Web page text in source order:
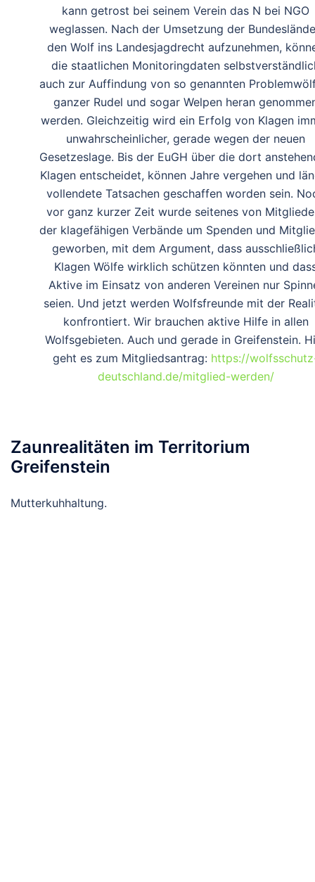
kann getrost bei seinem Verein das N bei NGO
weglassen. Nach der Umsetzung der
den Wolf ins Landesjagdrecht aufzunehmen,
die staatlichen Monitoringdaten
auch zur Auffindung von so genannten
ganzer Rudel und sogar Welpen heran
werden. Gleichzeitig wird ein Erfolg von Klagen
unwahrscheinlicher, gerade wegen der neuen
Gesetzeslage. Bis der EuGH über die dort
Klagen entscheidet, können Jahre vergehen und
vollendete Tatsachen geschaffen worden sein.
vor ganz kurzer Zeit wurde seitenes von
der klagefähigen Verbände um Spenden und
geworben, mit dem Argument, dass
Klagen Wölfe wirklich schützen könnten und
Aktive im Einsatz von anderen Vereinen nur
seien. Und jetzt werden Wolfsfreunde mit der
konfrontiert. Wir brauchen aktive Hilfe in allen
Wolfsgebieten. Auch und gerade in Greifenstein.
geht es zum Mitgliedsantrag: https://
deutschland.de/mitglied-werden/
Zaunrealitäten im Territorium
Greifenstein
Mutterkuhhaltung.